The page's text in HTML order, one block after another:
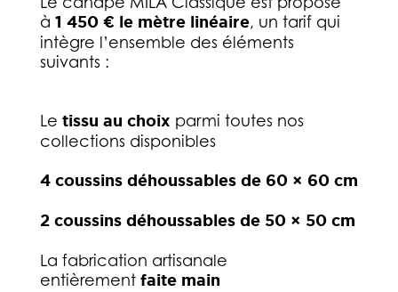
à 1 450 € le mètre linéaire, un tarif qui
intègre l’ensemble des éléments
suivants :
Le tissu au choix parmi toutes nos
collections disponibles
4 coussins déhoussables de 60 × 60 cm
2 coussins déhoussables de 50 × 50 cm
La fabrication artisanale
entièrement faite main